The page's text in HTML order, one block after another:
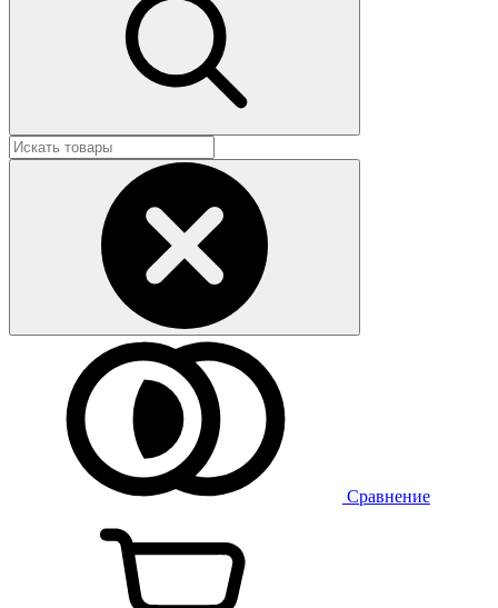
Сравнение